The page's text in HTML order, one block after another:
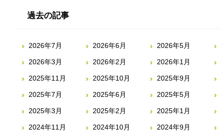
過去の記事
2026年7月 2026年6月 2026年5月
2026年3月 2026年2月 2026年1月
2025年11月 2025年10月 2025年9月
2025年7月 2025年6月 2025年5月
2025年3月 2025年2月 2025年1月
2024年11月 2024年10月 2024年9月